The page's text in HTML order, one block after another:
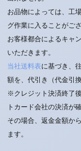
お品物によっては、工
グ作業に入ることがござ
お客様都合によるキャ
いただきます。
当社送料表に基づき、
額を、代引き（代金引
※クレジット決済終了
トカード会社の決済が
その場合、返金金額か
ます。